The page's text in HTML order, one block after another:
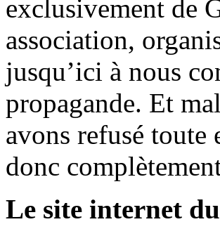
exclusivement de
association,
jusqu’ici à nous
propagande. Et
avons refusé toute
donc
Le site internet